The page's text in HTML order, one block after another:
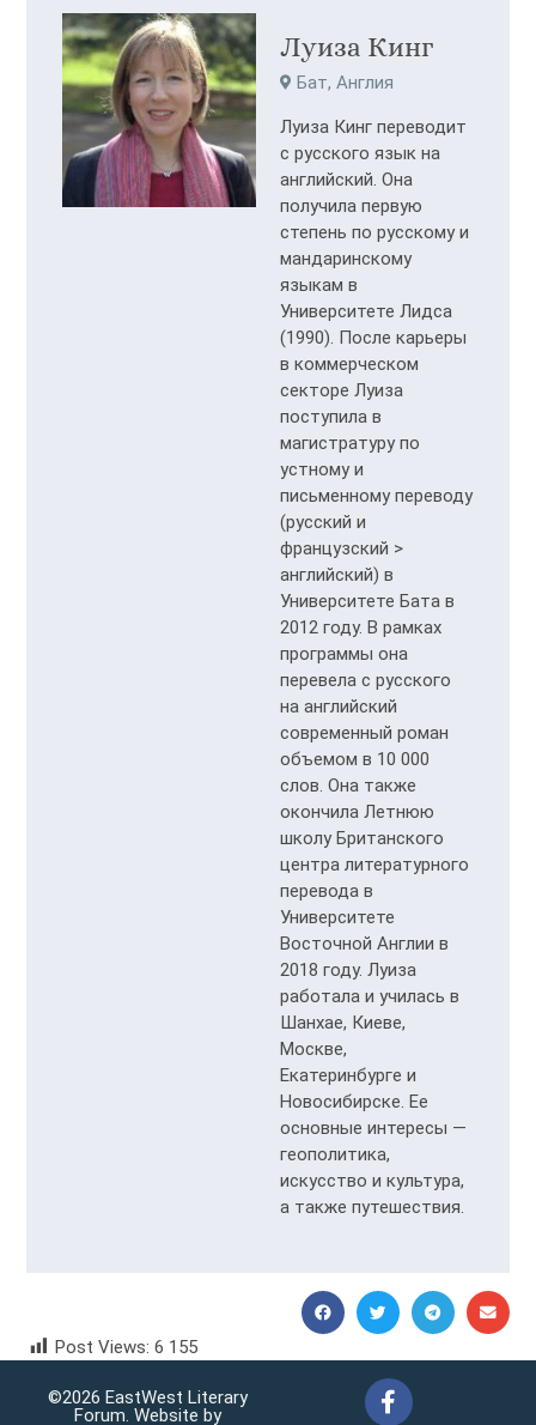
Луиза Кинг
Бат, Англия
Луиза Кинг переводит
с русского язык на
английский. Она
получила первую
степень по русскому и
мандаринскому
языкам в
Университете Лидса
(1990). После карьеры
в коммерческом
секторе Луиза
поступила в
магистратуру по
устному и
письменному переводу
(русский и
французский >
английский) в
Университете Бата в
2012 году. В рамках
программы она
перевела с русского
на английский
современный роман
объемом в 10 000
слов. Она также
окончила Летнюю
школу Британского
центра литературного
перевода в
Университете
Восточной Англии в
2018 году. Луиза
работала и училась в
Шанхае, Киеве,
Москве,
Екатеринбурге и
Новосибирске. Ее
основные интересы —
геополитика,
искусство и культура,
а также путешествия.
Post Views: 6 155
©2026 EastWest Literary
Forum. Website by